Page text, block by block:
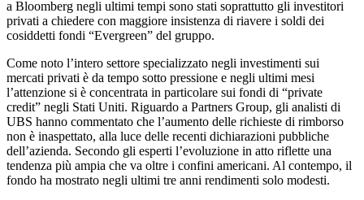
a Bloomberg negli ultimi tempi sono stati soprattutto gli investitori
privati a chiedere con maggiore insistenza di riavere i soldi dei
cosiddetti fondi “Evergreen” del gruppo.
Come noto l’intero settore specializzato negli investimenti sui
mercati privati è da tempo sotto pressione e negli ultimi mesi
l’attenzione si è concentrata in particolare sui fondi di “private
credit” negli Stati Uniti. Riguardo a Partners Group, gli analisti di
UBS hanno commentato che l’aumento delle richieste di rimborso
non è inaspettato, alla luce delle recenti dichiarazioni pubbliche
dell’azienda. Secondo gli esperti l’evoluzione in atto riflette una
tendenza più ampia che va oltre i confini americani. Al contempo, il
fondo ha mostrato negli ultimi tre anni rendimenti solo modesti.